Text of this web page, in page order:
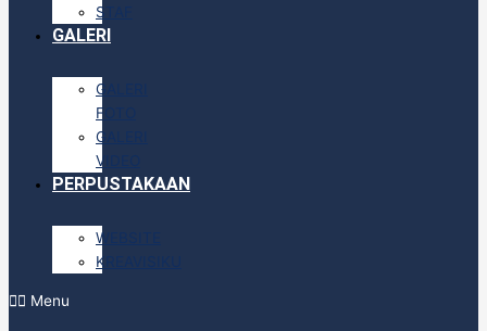
STAF
GALERI
GALERI
FOTO
GALERI
VIDEO
PERPUSTAKAAN
WEBSITE
KREAVISIKU
Menu